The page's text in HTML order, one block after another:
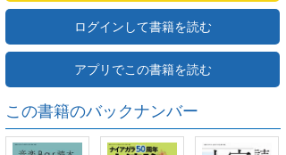
ログインして書籍を読む
アプリでこの書籍を読む
この書籍のバックナンバー